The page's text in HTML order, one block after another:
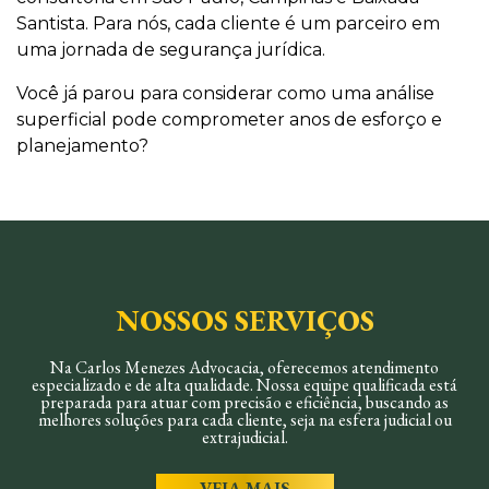
Santista. Para nós, cada cliente é um parceiro em
uma jornada de segurança jurídica.
Você já parou para considerar como uma análise
superficial pode comprometer anos de esforço e
planejamento?
NOSSOS SERVIÇOS
Na Carlos Menezes Advocacia, oferecemos atendimento
especializado e de alta qualidade. Nossa equipe qualificada está
preparada para atuar com precisão e eficiência, buscando as
melhores soluções para cada cliente, seja na esfera judicial ou
extrajudicial.